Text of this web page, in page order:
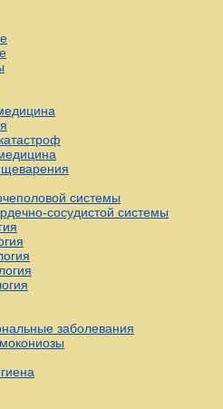
системы
сосудистой системы
заболевания